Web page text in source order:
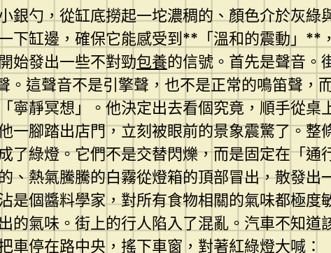
銀勺，從缸底撈起一坨濃稠的、顏色介於灰綠
下缸邊，確保它能感受到**「溫和的震動」**
始發出一些不對勁包養的信號。首先是聲音。
聲音不是引擎聲，也不是正常的鳴笛聲，
寧靜冥想」。他決定出去看個究竟，順手從桌
一腳踏出店門，立刻被眼前的景象震驚了。整
了綠燈。它們不是交替閃爍，而是固定在「通
、熱氣騰騰的白霧從燈箱的頂部冒出，散發
是個醬料學家，對所有食物相關的氣味都極度
的氣味。街上的行人陷入了混亂。汽車不知道
車停在路中央，搖下車窗，對著紅綠燈大喊：